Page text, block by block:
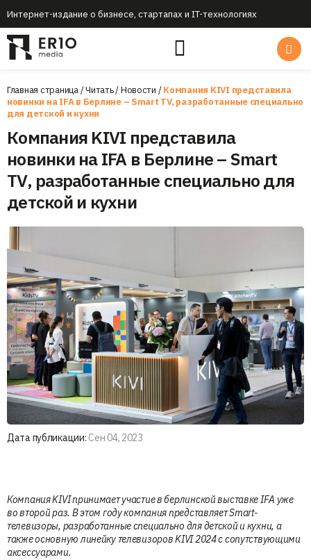
Интернет-издание о бизнесе, стартапах и IT-технологиях
Главная страница/Читать/Новости /Компания KIVI представила
новинки на IFA в Берлине – Smart TV, разработанные специально
для детской и кухни
Компания KIVI представила
новинки на IFA в Берлине – Smart
TV, разработанные специально для
детской и кухни
Дата публикации: Сен 04, 2023
Компания KIVI принимает участие в берлинской выставке IFA уже
во второй раз. В этом году компания представляет Smart-
телевизоры, разработанные специально для детской и кухни, а
также основную линейку телевизоров KIVI 2024 с сопутствующими
аксессуарами.